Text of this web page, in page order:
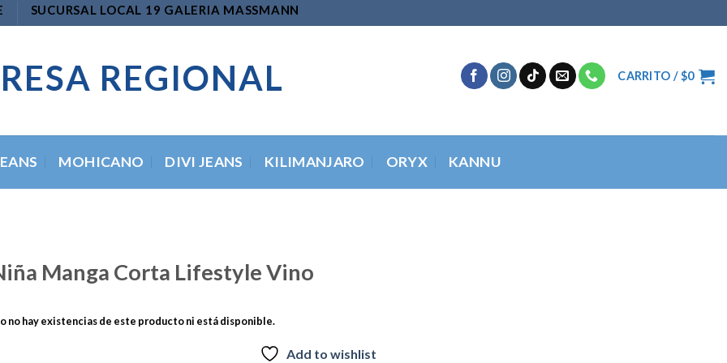
SUCURSAL LOCAL 19 GALERIA MASSMANN
REGIONAL CARRITO /$0
MOHICANO DIVI JEANS KILIMANJARO ORYX KANNU
Manga Corta Lifestyle Vino
no hay existencias de este producto ni está disponible.
Add to wishlist